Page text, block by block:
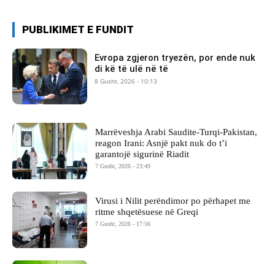
PUBLIKIMET E FUNDIT
Evropa zgjeron tryezën, por ende nuk
di kë të ulë në të
8 Gusht, 2026 - 10:13
Marrëveshja Arabi Saudite-Turqi-Pakistan,
reagon Irani: Asnjë pakt nuk do t’i
garantojë sigurinë Riadit
7 Gusht, 2026 - 23:49
Virusi i Nilit perëndimor po përhapet me
ritme shqetësuese në Greqi
7 Gusht, 2026 - 17:56